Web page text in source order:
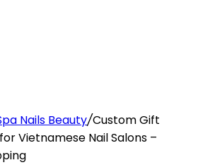
Nails Beauty/Custom Gift
Vietnamese Nail Salons –